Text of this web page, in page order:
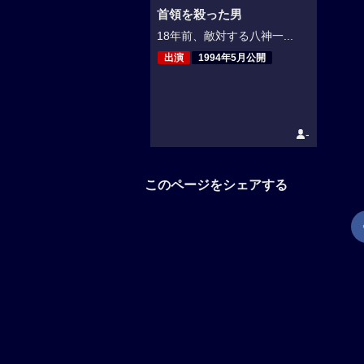
首領を殺った男
18年前、敵対する八神一...
出演 1994年5月公開
-
このページをシェアする